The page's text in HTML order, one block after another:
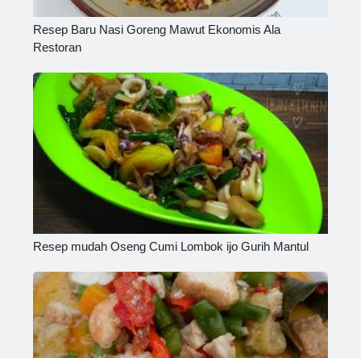
Resep Baru Nasi Goreng Mawut Ekonomis Ala
Restoran
Resep mudah Oseng Cumi Lombok ijo Gurih Mantul